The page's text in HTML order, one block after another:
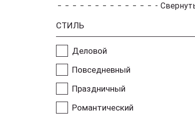
СТИЛЬ
Деловой
Повседневный
Праздничный
Романтический